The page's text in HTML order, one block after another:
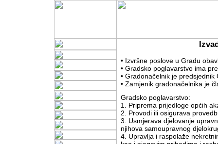
• Izvršne poslove u Gradu
• Gradsko poglavarstvo ima
• Gradonačelnik je
• Zamjenik gradonačelnika je
Gradsko poglavarstvo:
1. Priprema prijedloge općih
2. Provodi ili osigurava
3. Usmjerava djelovanje
njihova samoupravnog
4. Upravlja i raspolaže